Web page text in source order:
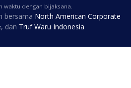
waktu dengan bijaksana.
bersama North American Corporate
, dan Truf Waru Indonesia